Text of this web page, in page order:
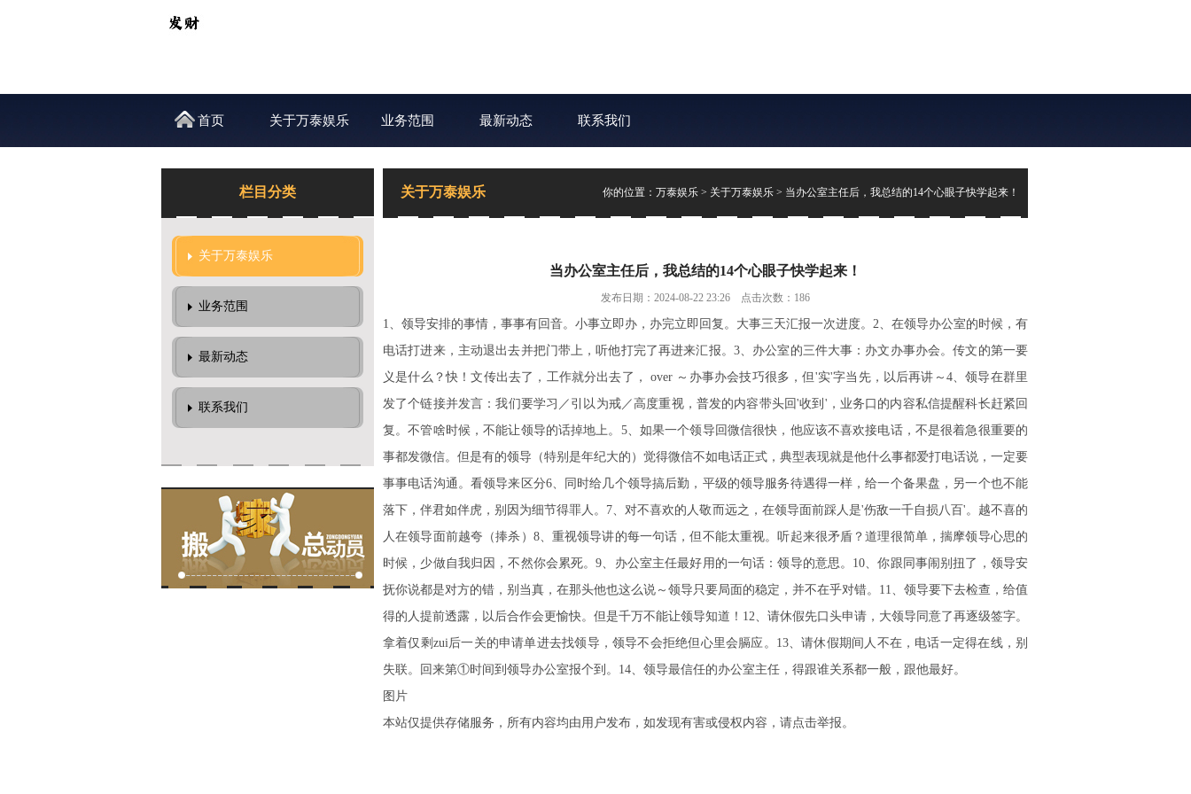
首页 关于万泰娱乐 业务范围 最新动态 联系我们
栏目分类
关于万泰娱乐
业务范围
最新动态
联系我们
关于万泰娱乐 你的位置： 万泰娱乐 > 关于万泰娱乐 > 当办公室主任后，我总结的14个心眼子快学起来！
当办公室主任后，我总结的14个心眼子快学起来！
发布日期：2024-08-22 23:26 点击次数：186
1、领导安排的事情，事事有回音。小事立即办，办完立即回复。大事三天汇报一次进度。2、在领导办公室的时候，有
电话打进来，主动退出去并把门带上，听他打完了再进来汇报。3、办公室的三件大事：办文办事办会。传文的第一要
义是什么？快！文传出去了，工作就分出去了， over ～办事办会技巧很多，但'实'字当先，以后再讲～4、领导在群里
发了个链接并发言：我们要学习／引以为戒／高度重视，普发的内容带头回'收到'，业务口的内容私信提醒科长赶紧回
复。不管啥时候，不能让领导的话掉地上。5、如果一个领导回微信很快，他应该不喜欢接电话，不是很着急很重要的
事都发微信。但是有的领导（特别是年纪大的）觉得微信不如电话正式，典型表现就是他什么事都爱打电话说，一定要
事事电话沟通。看领导来区分6、同时给几个领导搞后勤，平级的领导服务待遇得一样，给一个备果盘，另一个也不能
落下，伴君如伴虎，别因为细节得罪人。7、对不喜欢的人敬而远之，在领导面前踩人是'伤敌一千自损八百'。越不喜的
人在领导面前越夸（捧杀）8、重视领导讲的每一句话，但不能太重视。听起来很矛盾？道理很简单，揣摩领导心思的
时候，少做自我归因，不然你会累死。9、办公室主任最好用的一句话：领导的意思。10、你跟同事闹别扭了，领导安
抚你说都是对方的错，别当真，在那头他也这么说～领导只要局面的稳定，并不在乎对错。11、领导要下去检查，给值
得的人提前透露，以后合作会更愉快。但是千万不能让领导知道！12、请休假先口头申请，大领导同意了再逐级签字。
拿着仅剩zui后一关的申请单进去找领导，领导不会拒绝但心里会膈应。13、请休假期间人不在，电话一定得在线，别
失联。回来第①时间到领导办公室报个到。14、领导最信任的办公室主任，得跟谁关系都一般，跟他最好。
图片
本站仅提供存储服务，所有内容均由用户发布，如发现有害或侵权内容，请点击举报。